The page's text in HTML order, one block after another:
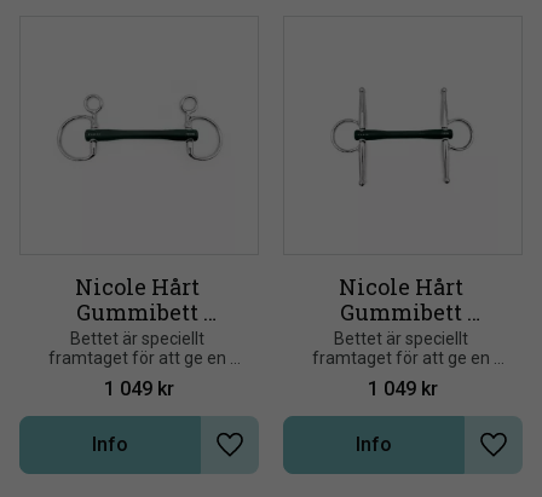
Nicole Hårt
Gummibett
Baucher
Bettet är speciellt
framtaget för att ge en
jämn och stabil kontakt,
samtidigt som det känns
behagligt och mjukt i
hästens mun
1 049 kr
Lägg till i önskelista
Info
Nicole Hårt
Gummibett
Fullcheek
Bettet är speciellt
framtaget för att ge en
jämn och stabil kontakt,
samtidigt som det känns
behagligt och mjukt i
hästens mun
1 049 kr
Lägg
Info